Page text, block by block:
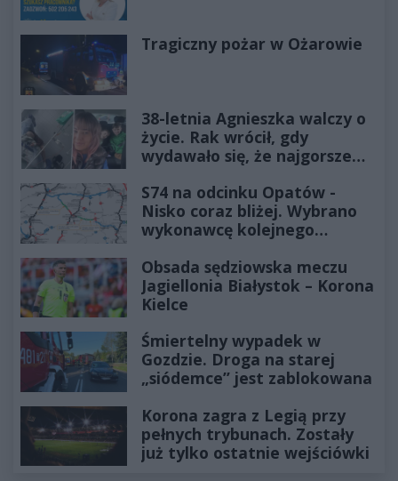
Tragiczny pożar w Ożarowie
38-letnia Agnieszka walczy o
życie. Rak wrócił, gdy
wydawało się, że najgorsze
S74 na odcinku Opatów -
Nisko coraz bliżej. Wybrano
wykonawcę kolejnego
Obsada sędziowska meczu
Jagiellonia Białystok – Korona
Kielce
Śmiertelny wypadek w
Gozdzie. Droga na starej
„siódemce” jest zablokowana
Korona zagra z Legią przy
pełnych trybunach. Zostały
już tylko ostatnie wejściówki